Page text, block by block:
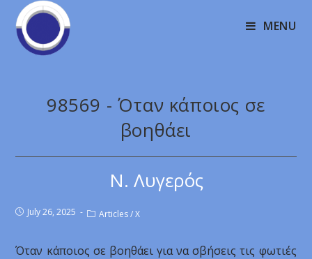
MENU
98569 - Όταν κάποιος σε
βοηθάει
Ν. Λυγερός
July 26, 2025 Articles / X
Όταν κάποιος σε βοηθάει για να σβήσεις τις φωτιές